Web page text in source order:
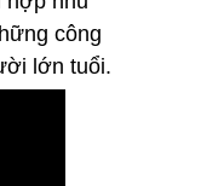
công
lớn tuổi.